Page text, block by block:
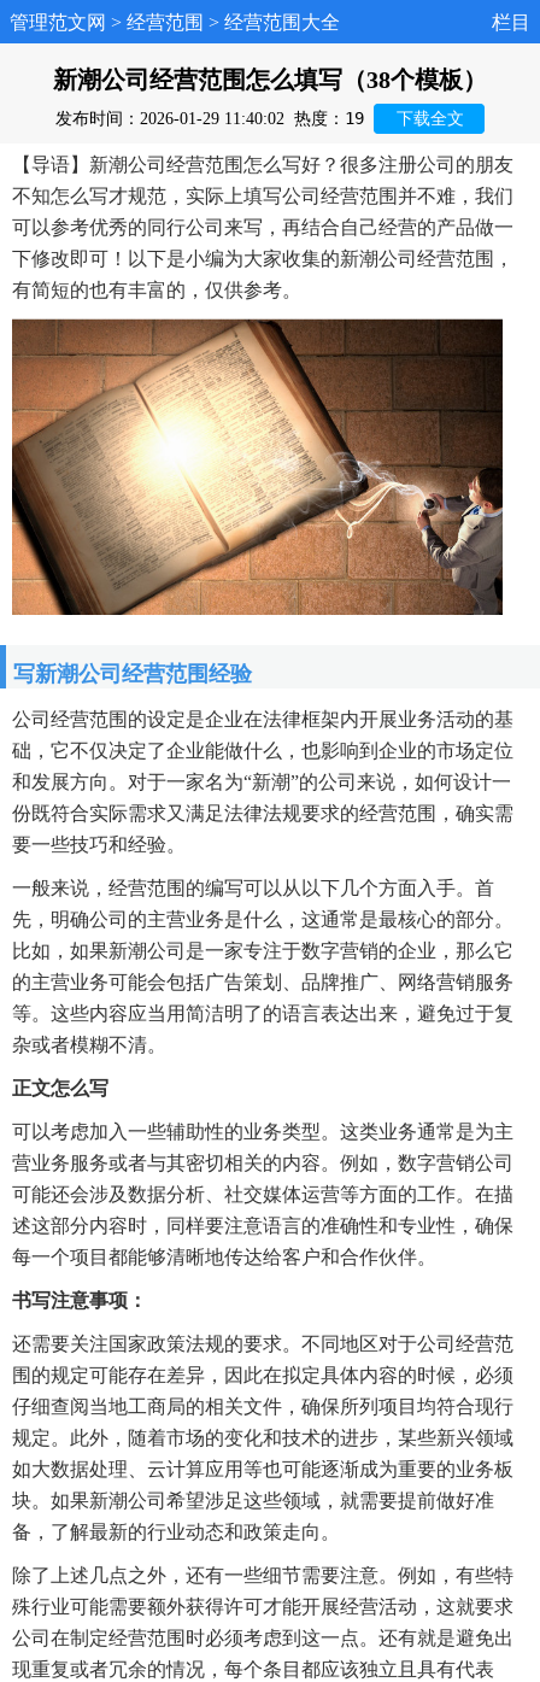
管理范文网 > 经营范围 > 经营范围大全 栏目
新潮公司经营范围怎么填写（38个模板）
发布时间：2026-01-29 11:40:02 热度： 19 下载全文
【导语】新潮公司经营范围怎么写好？很多注册公司的朋友
不知怎么写才规范，实际上填写公司经营范围并不难，我们
可以参考优秀的同行公司来写，再结合自己经营的产品做一
下修改即可！以下是小编为大家收集的新潮公司经营范围，
有简短的也有丰富的，仅供参考。
写新潮公司经营范围经验
公司经营范围的设定是企业在法律框架内开展业务活动的基
础，它不仅决定了企业能做什么，也影响到企业的市场定位
和发展方向。对于一家名为“新潮”的公司来说，如何设计一
份既符合实际需求又满足法律法规要求的经营范围，确实需
要一些技巧和经验。
一般来说，经营范围的编写可以从以下几个方面入手。首
先，明确公司的主营业务是什么，这通常是最核心的部分。
比如，如果新潮公司是一家专注于数字营销的企业，那么它
的主营业务可能会包括广告策划、品牌推广、网络营销服务
等。这些内容应当用简洁明了的语言表达出来，避免过于复
杂或者模糊不清。
正文怎么写
可以考虑加入一些辅助性的业务类型。这类业务通常是为主
营业务服务或者与其密切相关的内容。例如，数字营销公司
可能还会涉及数据分析、社交媒体运营等方面的工作。在描
述这部分内容时，同样要注意语言的准确性和专业性，确保
每一个项目都能够清晰地传达给客户和合作伙伴。
书写注意事项：
还需要关注国家政策法规的要求。不同地区对于公司经营范
围的规定可能存在差异，因此在拟定具体内容的时候，必须
仔细查阅当地工商局的相关文件，确保所列项目均符合现行
规定。此外，随着市场的变化和技术的进步，某些新兴领域
如大数据处理、云计算应用等也可能逐渐成为重要的业务板
块。如果新潮公司希望涉足这些领域，就需要提前做好准
备，了解最新的行业动态和政策走向。
除了上述几点之外，还有一些细节需要注意。例如，有些特
殊行业可能需要额外获得许可才能开展经营活动，这就要求
公司在制定经营范围时必须考虑到这一点。还有就是避免出
现重复或者冗余的情况，每个条目都应该独立且具有代表